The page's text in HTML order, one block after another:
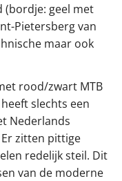
(bordje: geel met
Pietersberg van
maar ook
rood/zwart MTB
slechts een
Nederlands
zitten pittige
redelijk steil. Dit
van de moderne